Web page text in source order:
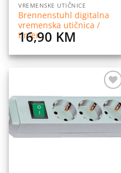
VREMENSKE UTIČNICE
Brennenstuhl digitalna
vremenska utičnica /
timer
16,90 KM
Dodaj
na
listu
želja